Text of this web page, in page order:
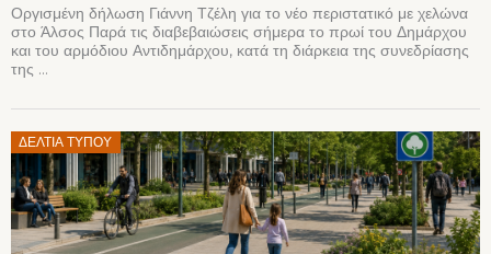
Οργισμένη δήλωση Γιάννη Τζέλη για το νέο περιστατικό με χελώνα
στο Άλσος Παρά τις διαβεβαιώσεις σήμερα το πρωί του Δημάρχου
και του αρμόδιου Αντιδημάρχου, κατά τη διάρκεια της συνεδρίασης
της ...
ΔΕΛΤΊΑ ΤΎΠΟΥ
Posted
on